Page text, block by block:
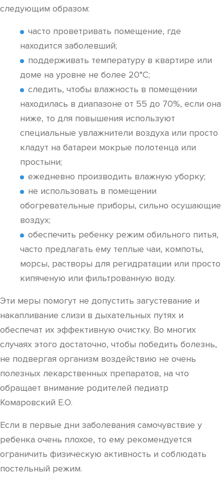
следующим образом:
часто проветривать помещение, где
находится заболевший;
поддерживать температуру в квартире или
доме на уровне не более 20°С;
следить, чтобы влажность в помещении
находилась в диапазоне от 55 до 70%, если она
ниже, то для повышения используют
специальные увлажнители воздуха или просто
кладут на батареи мокрые полотенца или
простыни;
ежедневно производить влажную уборку;
не использовать в помещении
обогревательные приборы, сильно осушающие
воздух;
обеспечить ребенку режим обильного питья,
часто предлагать ему теплые чаи, компоты,
морсы, растворы для регидратации или просто
кипяченую или фильтрованную воду.
Эти меры помогут не допустить загустевание и
накапливание слизи в дыхательных путях и
обеспечат их эффективную очистку. Во многих
случаях этого достаточно, чтобы победить болезнь,
не подвергая организм воздействию не очень
полезных лекарственных препаратов, на что
обращает внимание родителей педиатр
Комаровский Е.О.
Если в первые дни заболевания самочувствие у
ребенка очень плохое, то ему рекомендуется
ограничить физическую активность и соблюдать
постельный режим.